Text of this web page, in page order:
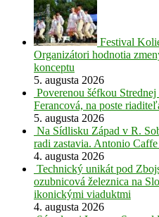
Festival
Organizátori hodnotia
konceptu
5. augusta 2026
Poverenou šéfkou
Ferancová, na poste
5. augusta 2026
Na Sídlisku Západ v R.
radi zastavia. Antonio
4. augusta 2026
Technický unikát pod
ozubnicová železnica na
ikonickými viaduktmi
4. augusta 2026